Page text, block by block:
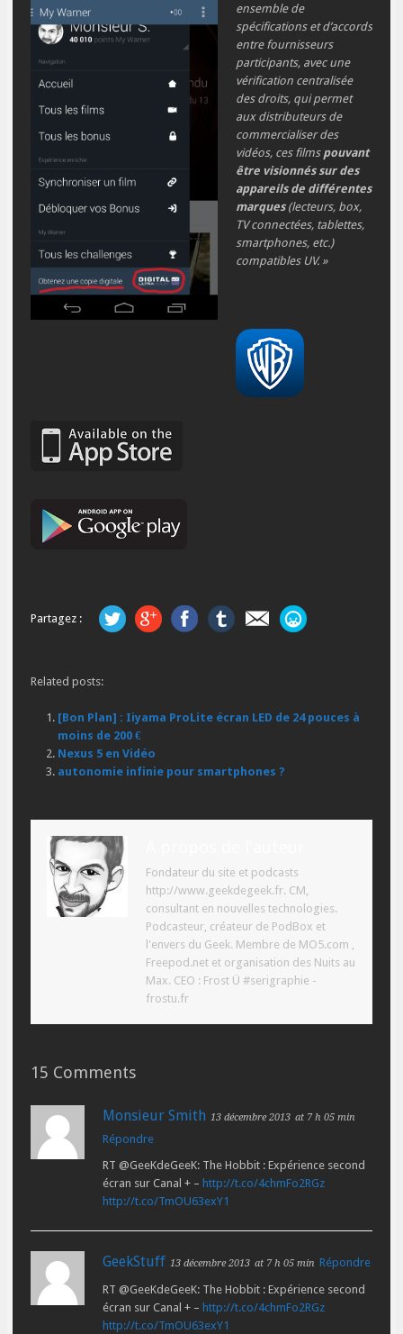
ensemble de
spécifications et d’accords
entre fournisseurs
participants, avec une
vérification centralisée
des droits, qui permet
aux distributeurs de
commercialiser des
vidéos, ces films pouvant
être visionnés sur des
appareils de différentes
marques(lecteurs, box,
TV connectées, tablettes,
smartphones, etc.)
compatibles UV. »
Partagez :
Related posts:
[Bon Plan] : Iiyama ProLite écran LED de 24 pouces à
moins de 200 €
Nexus 5 en Vidéo
autonomie infinie pour smartphones ?
Fondateur du site et podcasts
http://www.geekdegeek.fr. CM,
consultant en nouvelles technologies.
Podcasteur, créateur de PodBox et
l'envers du Geek. Membre de MO5.com ,
Freepod.net et organisation des Nuits au
Max. CEO : Frost Ü #serigraphie -
frostu.fr
15 Comments
Monsieur Smith 13 décembre 2013 at 7 h 05 min
Répondre
RT @GeeKdeGeeK: The Hobbit : Expérience second
écran sur Canal + – http://t.co/4chmFo2RGz
http://t.co/TmOU63exY1
GeekStuff 13 décembre 2013 at 7 h 05 min Répondre
RT @GeeKdeGeeK: The Hobbit : Expérience second
écran sur Canal + – http://t.co/4chmFo2RGz
http://t.co/TmOU63exY1